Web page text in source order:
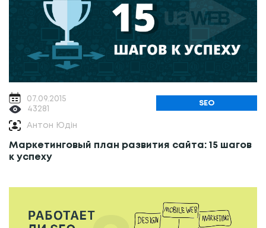
07.09.2015
43281
SEO
Антон Юдін
Маркетинговый план развития сайта: 15 шагов
к успеху